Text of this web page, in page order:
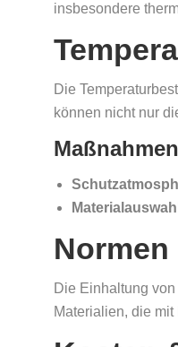
insbesondere
Die
können nicht nur
Materialauswahl
Die Einhaltung
Materialien, die